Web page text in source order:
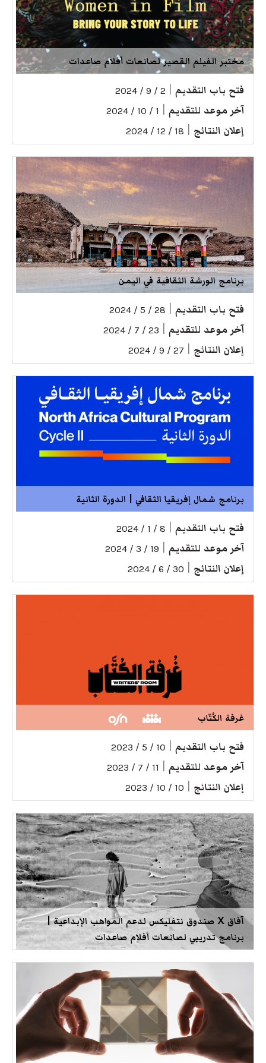
مختبر الفيلم القصير لصانعات أفلام صاعدات
فتح باب التقديم 2 / 9 / 2024
آخر موعد للتقديم 1 / 10 / 2024
إعلان النتائج 18 / 12 / 2024
برنامج الورشة الثقافية في اليمن
فتح باب التقديم 28 / 5 / 2024
آخر موعد للتقديم 23 / 7 / 2024
إعلان النتائج 27 / 9 / 2024
برنامج شمال إفريقيا الثقافي | الدورة الثانية
فتح باب التقديم 8 / 1 / 2024
آخر موعد للتقديم 19 / 3 / 2024
إعلان النتائج 30 / 6 / 2024
غرفة الكُتّاب
فتح باب التقديم 10 / 5 / 2023
آخر موعد للتقديم 11 / 7 / 2023
إعلان النتائج 10 / 10 / 2023
آفاق X صندوق نتفليكس لدعم المواهب الإبداعية |
برنامج تدريبي لصانعات أفلام صاعدات